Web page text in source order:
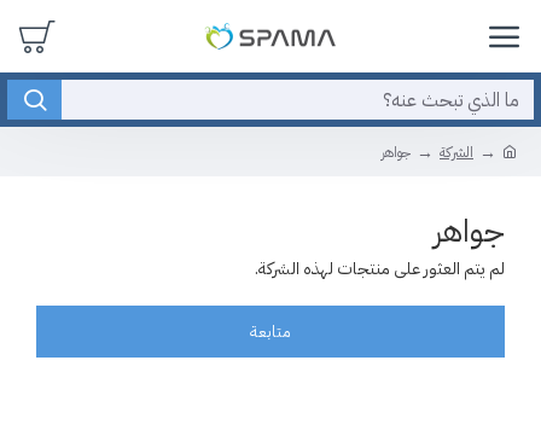
الشركة جواهر
جواهر
لم يتم العثور على منتجات لهذه الشركة.
متابعة